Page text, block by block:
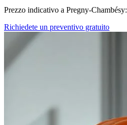
Prezzo indicativo a Pregny-Chambésy:
Richiedete un preventivo gratuito